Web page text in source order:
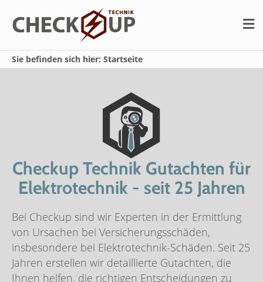
Sie befinden sich hier: Startseite
Checkup Technik Gutachten für
Elektrotechnik ­­­­­­- seit 25 Jahren
Bei Checkup sind wir Experten in der Ermittlung
von Ursachen bei Versicherungsschäden,
insbesondere bei Elektrotechnik-Schäden. Seit 25
Jahren erstellen wir detaillierte Gutachten, die
Ihnen helfen, die richtigen Entscheidungen zu